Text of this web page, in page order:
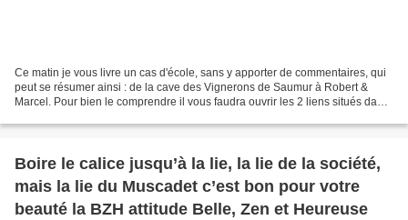
Ce matin je vous livre un cas d'école, sans y apporter de commentaires, qui
peut se résumer ainsi : de la cave des Vignerons de Saumur à Robert &
Marcel. Pour bien le comprendre il vous faudra ouvrir les 2 liens situés dans
Boire le calice jusqu’à la lie, la lie de la société,
mais la lie du Muscadet c’est bon pour votre
beauté la BZH attitude Belle, Zen et Heureuse